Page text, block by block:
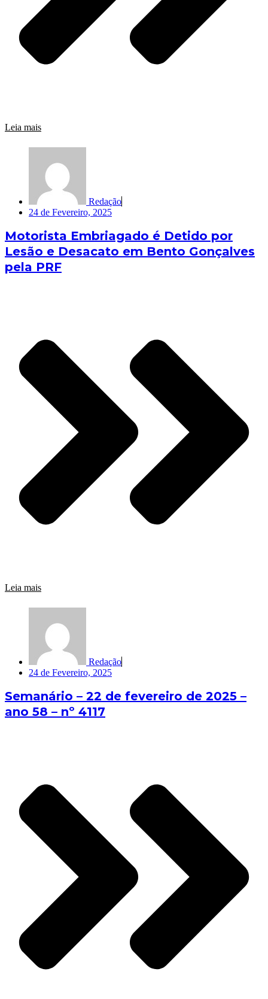
Leia mais
Redação
24 de Fevereiro, 2025
Motorista Embriagado é Detido por
Lesão e Desacato em Bento Gonçalves
pela PRF
Leia mais
Redação
24 de Fevereiro, 2025
Semanário – 22 de fevereiro de 2025 –
ano 58 – nº 4117